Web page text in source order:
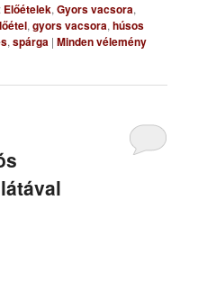
Előételek,Gyors vacsora,
,gyors vacsora,húsos
,spárga |Minden vélemény